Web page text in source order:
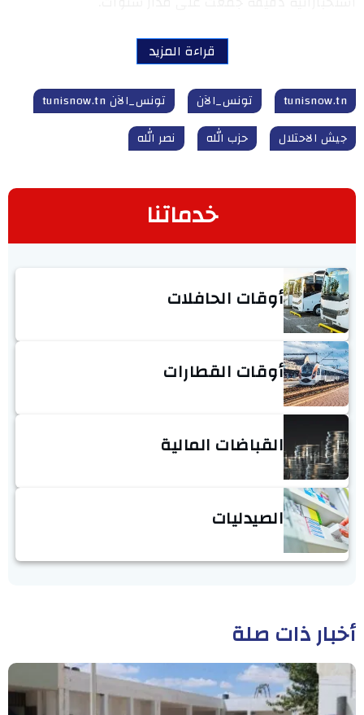
قراءة المزيد
tunisnow.tn تونس_الآن
تونس_الآن tunisnow.tn
جيش الاحتلال
حزب الله نصر الله
خدماتنا
أوقات الحافلات
أوقات القطارات
القباضات المالية
الصيدليات
أخبار ذات صلة